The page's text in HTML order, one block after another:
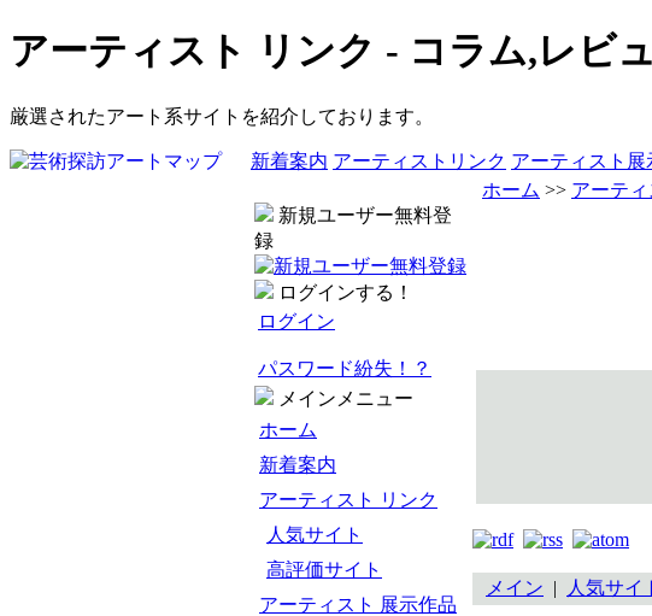
アーティスト リンク - コラム,レビ
厳選されたアート系サイトを紹介しております。
新着案内 アーティストリンク アーティスト展
新規ユーザー無料登
録
ログインする！
ログイン
パスワード紛失！？
メインメニュー
ホーム
新着案内
アーティスト リンク
人気サイト
高評価サイト
アーティスト 展示作品
ホーム >> アーテ
メイン | 人気サイ